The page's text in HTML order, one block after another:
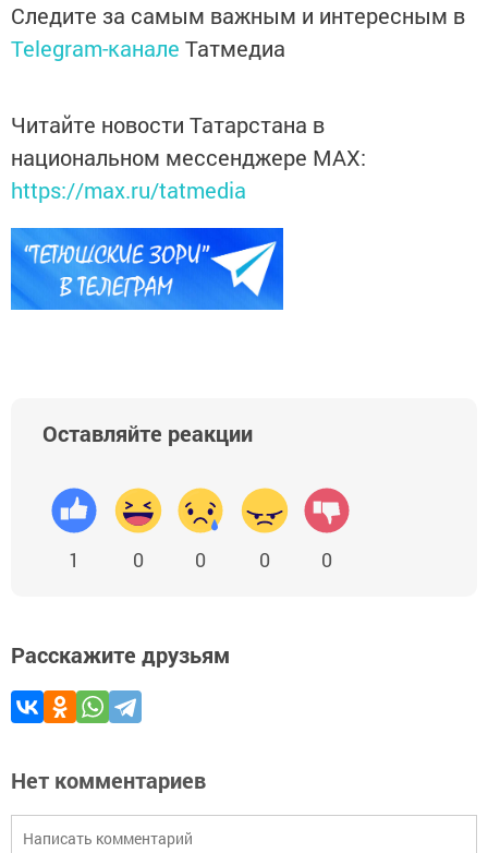
Следите за самым важным и интересным в
Telegram-канале Татмедиа
Читайте новости Татарстана в
национальном мессенджере MАХ:
https://max.ru/tatmedia
Оставляйте реакции
1 0 0 0 0
Расскажите друзьям
Нет комментариев